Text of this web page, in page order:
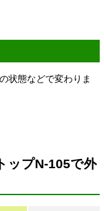
状態などで変わりま
ップN-105で外